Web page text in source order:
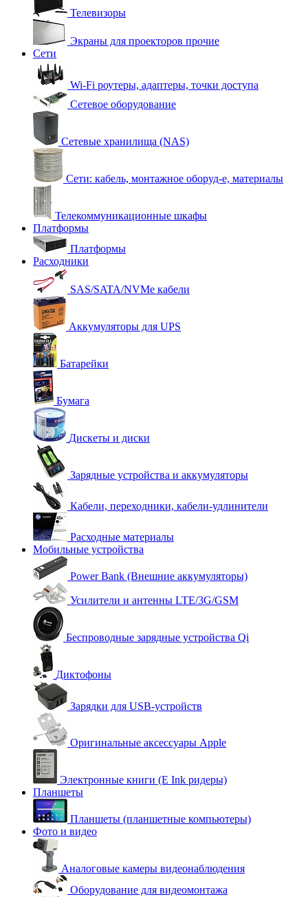
Телевизоры
Экраны для проекторов прочие
Сети
Wi-Fi роутеры, адаптеры, точки доступа
Сетевое оборудование
Сетевые хранилища (NAS)
Сети: кабель, монтажное оборуд-е, материалы
Телекоммуникационные шкафы
Платформы
Платформы
Расходники
SAS/SATA/NVMe кабели
Аккумуляторы для UPS
Батарейки
Бумага
Дискеты и диски
Зарядные устройства и аккумуляторы
Кабели, переходники, кабели-удлинители
Расходные материалы
Мобильные устройства
Power Bank (Внешние аккумуляторы)
Усилители и антенны LTE/3G/GSM
Беспроводные зарядные устройства Qi
Диктофоны
Зарядки для USB-устройств
Оригинальные аксессуары Apple
Электронные книги (E Ink ридеры)
Планшеты
Планшеты (планшетные компьютеры)
Фото и видео
Аналоговые камеры видеонаблюдения
Оборудование для видеомонтажа